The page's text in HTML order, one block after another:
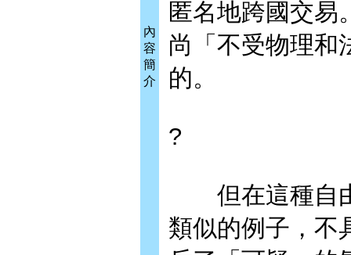
內
容
簡
介
匿名地跨國交易
尚「不受物理和
的。
?
但在這種自由
類似的例子，不